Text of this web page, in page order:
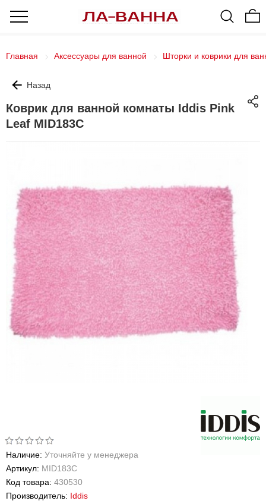
Главная Аксессуары для ванной Шторки и коврики для
Назад
Коврик для ванной комнаты Iddis Pink
Leaf MID183C
Наличие: Уточняйте у менеджера
Артикул: MID183C
Код товара: 430530
Производитель: Iddis